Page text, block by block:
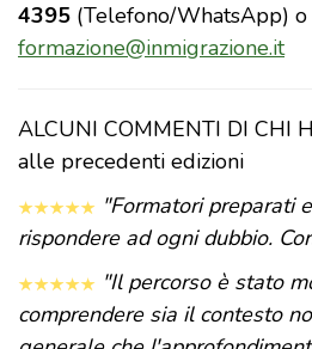
4395 (Telefono/WhatsApp) o
formazione@inmigrazione.it
ALCUNI COMMENTI DI CHI
alle precedenti edizioni
"Formatori preparati
rispondere ad ogni dubbio.
"Il percorso è stato
comprendere sia il contesto